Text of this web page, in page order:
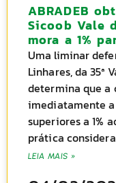
ABRADEB
Sicoob Vale
mora a 1%
Uma liminar
Linhares, da 35ª
determina que a
imediatamente
superiores a 1%
prática
LEIA MAIS »